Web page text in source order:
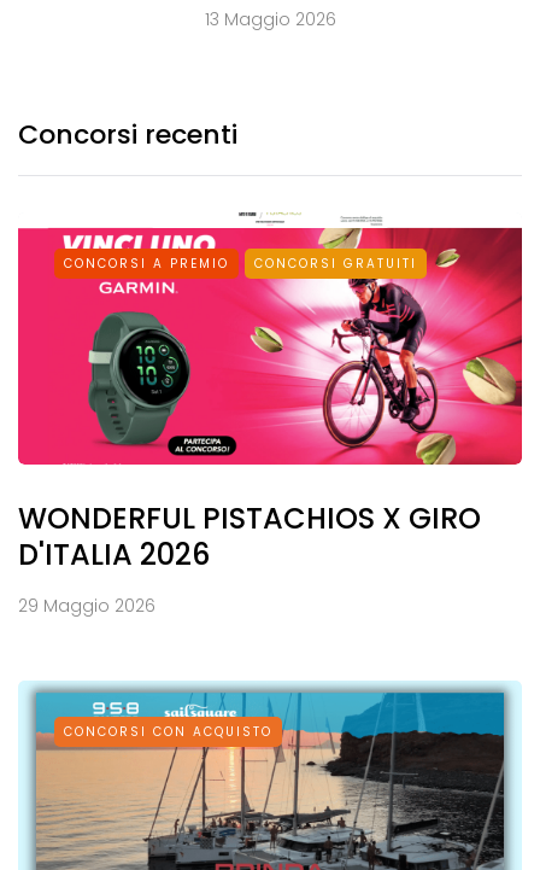
13 Maggio 2026
Concorsi recenti
CONCORSI A PREMIO CONCORSI GRATUITI
WONDERFUL PISTACHIOS X GIRO
D'ITALIA 2026
29 Maggio 2026
CONCORSI CON ACQUISTO